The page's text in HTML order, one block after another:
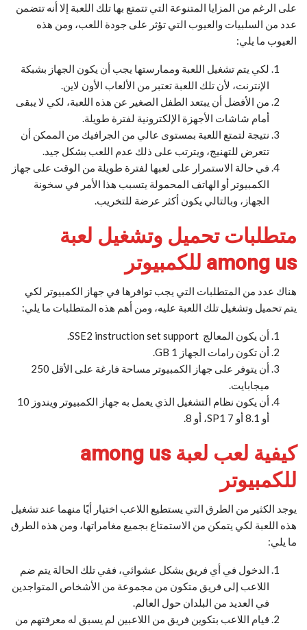
على الرغم من المزايا المتنوعة التي تتمتع بها تلك اللعبة إلا أنه تتضمن
عدد من السلبيات والعيوب التي تؤثر على جودة اللعب، ومن هذه
العيوب ما يلي:
لكي يتم تشغيل اللعبة وممارستها يجب أن يكون الجهاز بشبكة
الإنترنت، لأن تلك اللعبة تعتبر من الألعاب الأون لاين.
من الأفضل أن يبتعد الطفل الصغير عن هذه اللعبة، لكي لا يبقى
أمام شاشات الأجهزة الإلكترونية لفترة طويلة.
نتيجة لتمتع اللعبة بمستوى عالي من الجرافيك من الممكن أن
تتعرض للتهنيج، ويترتب على ذلك عدم اللعب بشكل جيد.
في حالة الاستمرار على لعبها لفترة طويلة من الوقت على جهاز
الكمبيوتر أو الهاتف المحمولة يتسبب هذا الأمر في سخونة
الجهاز، وبالتالي يكون أكثر عرضة للتخريب.
متطلبات تحميل وتشغيل لعبة
among us للكمبيوتر
هناك عدد من المتطلبات التي يجب توافرها في جهاز الكمبيوتر لكي
يتم تحميل وتشغيل تلك اللعبة عليه، ومن أهم هذه المتطلبات ما يلي:
أن يكون المعالج SSE2 instruction set support.
أن تكون رامات الجهاز GB 1.
أن يتوفر على جهاز الكمبيوتر مساحة فارغة على الأقل 250
ميجابايت.
أن يكون نظام التشغيل الذي يعمل به جهاز الكمبيوتر ويندوز 10
أو 8.1 أو 7 SP1، أو 8.
كيفية لعب لعبة among us
للكمبيوتر
يوجد الكثير من الطرق التي يستطيع اللاعب اختيار أيًا منهما عند تشغيل
هذه اللعبة لكي يتمكن من الاستمتاع بجميع مغامراتها، ومن هذه الطرق
ما يلي:
الدخول في أي فريق بشكل عشوائي، ففي تلك الحالة يتم ضم
اللاعب إلى فريق متكون من مجموعة من الأشخاص المتواجدين
في العديد من البلدان حول العالم.
قيام اللاعب بتكوين فريق من اللاعبين لم يسبق له معرفتهم من